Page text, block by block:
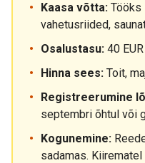
Kaasa võtta: Tööks
vahetusriided,
Osalustasu: 40 EUR
Hinna sees: Toit,
Registreerumine
septembri õhtul või
Kogunemine:
sadamas.